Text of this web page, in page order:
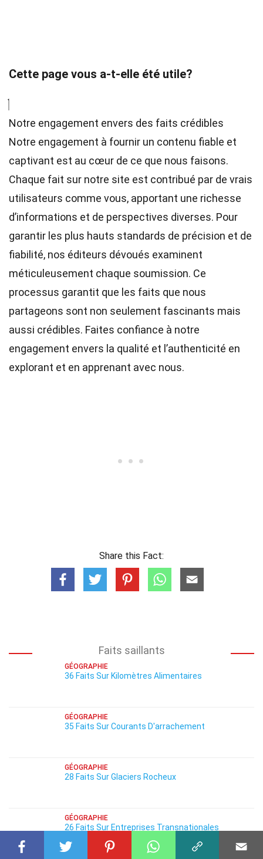
Cette page vous a-t-elle été utile?
Notre engagement envers des faits crédibles
Notre engagement à fournir un contenu fiable et
captivant est au cœur de ce que nous faisons.
Chaque fait sur notre site est contribué par de vrais
utilisateurs comme vous, apportant une richesse
d’informations et de perspectives diverses. Pour
garantir les plus hauts standards de précision et de
fiabilité, nos éditeurs dévoués examinent
méticuleusement chaque soumission. Ce
processus garantit que les faits que nous
partageons sont non seulement fascinants mais
aussi crédibles. Faites confiance à notre
engagement envers la qualité et l’authenticité en
explorant et en apprenant avec nous.
Share this Fact:
Faits saillants
GÉOGRAPHIE
36 Faits Sur Kilomètres Alimentaires
GÉOGRAPHIE
35 Faits Sur Courants D'arrachement
GÉOGRAPHIE
28 Faits Sur Glaciers Rocheux
GÉOGRAPHIE
26 Faits Sur Entreprises Transnationales